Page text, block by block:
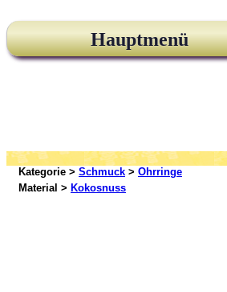
Hauptmenü
Kategorie > Schmuck > Ohrringe
Material > Kokosnuss